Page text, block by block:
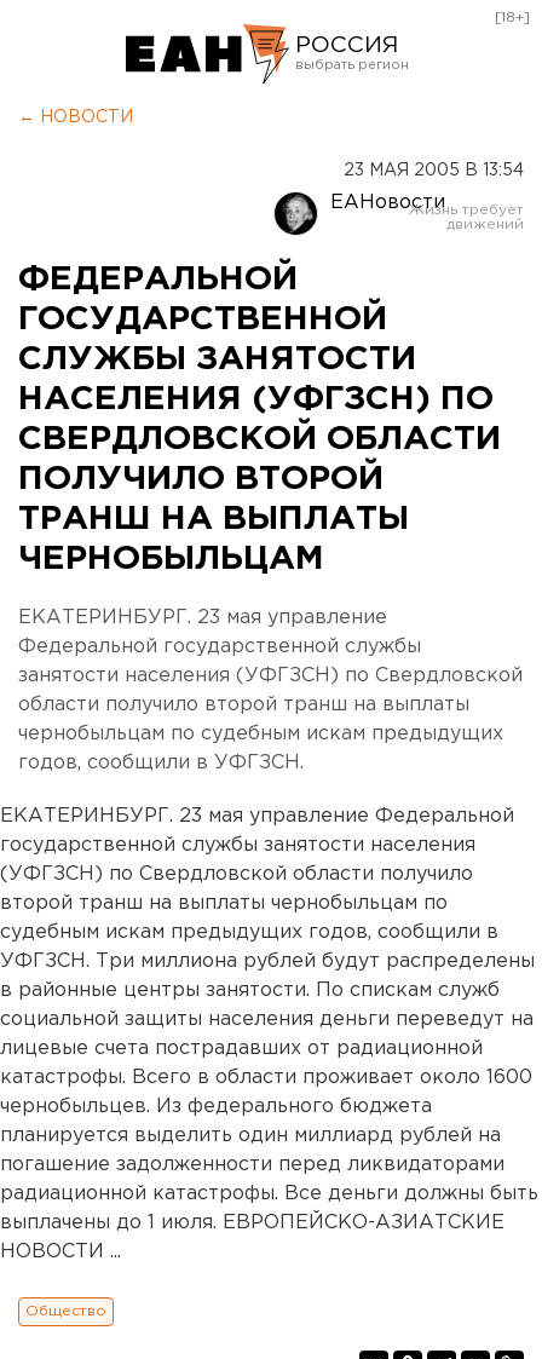
РОССИЯ
Оренбург
[18+]
← НОВОСТИ
23 МАЯ 2005 В 13:54
ЕАНовости
ФЕДЕРАЛЬНОЙ
ГОСУДАРСТВЕННОЙ
СЛУЖБЫ ЗАНЯТОСТИ
НАСЕЛЕНИЯ (УФГЗСН) ПО
СВЕРДЛОВСКОЙ ОБЛАСТИ
ПОЛУЧИЛО ВТОРОЙ
ТРАНШ НА ВЫПЛАТЫ
ЧЕРНОБЫЛЬЦАМ
ЕКАТЕРИНБУРГ. 23 мая управление
Федеральной государственной службы
занятости населения (УФГЗСН) по Свердловской
области получило второй транш на выплаты
чернобыльцам по судебным искам предыдущих
годов, сообщили в УФГЗСН.
ЕКАТЕРИНБУРГ. 23 мая управление Федеральной
государственной службы занятости населения
(УФГЗСН) по Свердловской области получило
второй транш на выплаты чернобыльцам по
судебным искам предыдущих годов, сообщили в
УФГЗСН. Три миллиона рублей будут распределены
в районные центры занятости. По спискам служб
социальной защиты населения деньги переведут на
лицевые счета пострадавших от радиационной
катастрофы. Всего в области проживает около 1600
чернобыльцев. Из федерального бюджета
планируется выделить один миллиард рублей на
погашение задолженности перед ликвидаторами
радиационной катастрофы. Все деньги должны быть
выплачены до 1 июля. ЕВРОПЕЙСКО-АЗИАТСКИЕ
НОВОСТИ ...
Общество